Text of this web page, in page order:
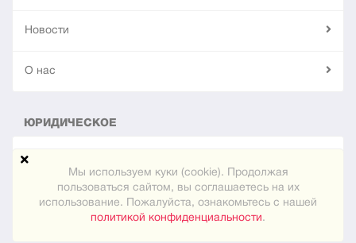
Мы используем куки (cookie). Продолжая
пользоваться сайтом, вы соглашаетесь на их
использование. Пожалуйста, ознакомьтесь с нашей
политикой конфиденциальности.
Новости
О нас
ЮРИДИЧЕСКОЕ
Конфиденциальность
© 2024"Встреча"